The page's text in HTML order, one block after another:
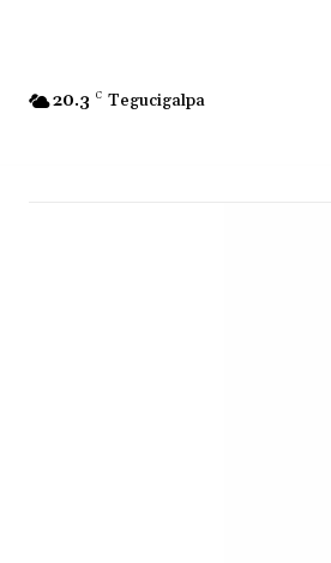
20.3 C Tegucigalpa